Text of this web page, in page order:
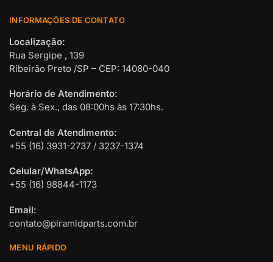
INFORMAÇÕES DE CONTATO
Localização:
Rua Sergipe , 139
Ribeirão Preto /SP – CEP: 14080-040
Horário de Atendimento:
Seg. à Sex., das 08:00hs às 17:30hs.
Central de Atendimento:
+55 (16) 3931-2737 / 3237-1374
Celular/WhatsApp:
+55 (16) 98844-1173
Email:
contato@piramidparts.com.br
MENU RÁPIDO